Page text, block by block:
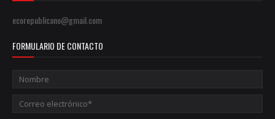
ecorepublicano@gmail.com
FORMULARIO DE CONTACTO